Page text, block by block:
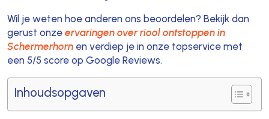
Wil je weten hoe anderen ons beoordelen? Bekijk dan
gerust onze ervaringen over riool ontstoppen in
Schermerhornen verdiep je in onze topservice met
een 5/5 score op Google Reviews.
Inhoudsopgaven